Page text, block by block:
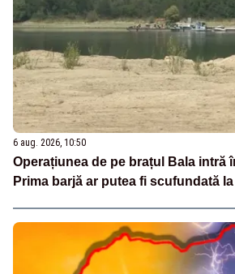
6 aug. 2026, 10:50
Operațiunea de pe brațul Bala intră
Prima barjă ar putea fi scufundată